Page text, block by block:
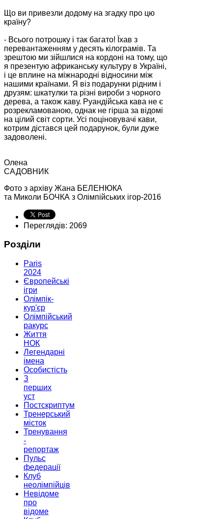
Що ви привезли додому на згадку про цю
країну?
- Всього потрошку і так багато! Їхав з
перевантаженням у десять кілограмів. Та
зрештою ми зійшлися на кордоні на тому, що
я презентую африканську культуру в Україні,
і це вплине на міжнародні відносини між
нашими країнами. Я віз подарунки рідним і
друзям: шкатулки та різні вироби з чорного
дерева, а також каву. Руандійська кава не є
розрекламованою, однак не гірша за відомі
на цілий світ сорти. Усі поціновувачі кави,
котрим дістався цей подарунок, були дуже
задоволені.
Олена
САДОВНИК
Фото з архіву Жана БЕЛЕНЮКА
та Миколи БОЧКА з Олімпійських ігор-2016
Переглядів: 2069
Розділи
Paris
2024
Європейські
ігри
Олімпік-
кур'єр
Олімпійський
ракурс
Життя
НОК
Легендарні
імена
Особистість
З
перших
уст
Постскриптум
Тренерський
місток
Тренування
-
репортаж
Пульс
федерації
Клуб
неолімпійців
Невідоме
про
відоме